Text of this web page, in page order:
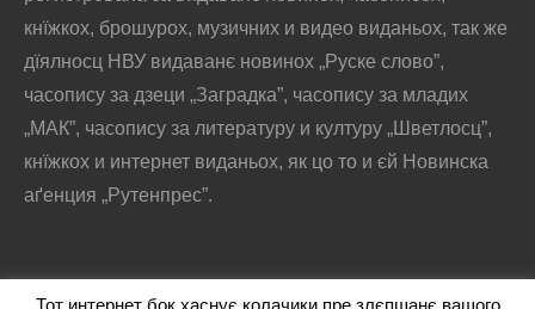
кнїжкох, брошурох, музичних и видео виданьох, так же
дїялносц НВУ видаванє новинох „Руске слово”,
часопису за дзеци „Заградка”, часопису за младих
„МАК”, часопису за литературу и културу „Шветлосц”,
кнїжкох и интернет виданьох, як цо то и єй Новинска
аґенция „Рутенпрес”.